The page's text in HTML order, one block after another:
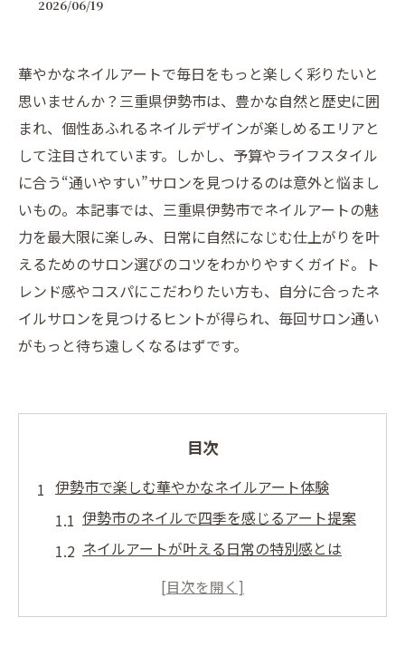
2026/06/19
華やかなネイルアートで毎日をもっと楽しく彩りたいと
思いませんか？三重県伊勢市は、豊かな自然と歴史に囲
まれ、個性あふれるネイルデザインが楽しめるエリアと
して注目されています。しかし、予算やライフスタイル
に合う“通いやすい”サロンを見つけるのは意外と悩まし
いもの。本記事では、三重県伊勢市でネイルアートの魅
力を最大限に楽しみ、日常に自然になじむ仕上がりを叶
えるためのサロン選びのコツをわかりやすくガイド。ト
レンド感やコスパにこだわりたい方も、自分に合ったネ
イルサロンを見つけるヒントが得られ、毎回サロン通い
がもっと待ち遠しくなるはずです。
目次
伊勢市で楽しむ華やかなネイルアート体験
伊勢市のネイルで四季を感じるアート提案
ネイルアートが叶える日常の特別感とは
人気ネイルサロンで体験する彩りの指先